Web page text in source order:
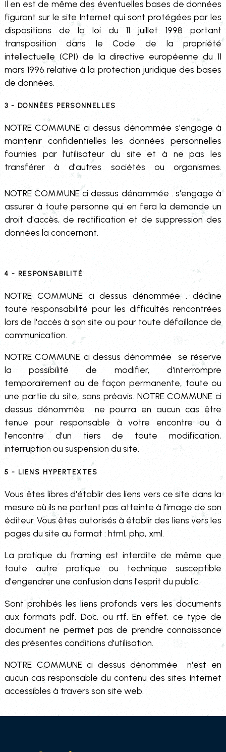
Il en est de même des éventuelles bases de données
figurant sur le site Internet qui sont protégées par les
dispositions de la loi du 11 juillet 1998 portant
transposition dans le Code de la propriété
intellectuelle (CPI) de la directive européenne du 11
mars 1996 relative à la protection juridique des bases
de données.
3 - Données personnelles
NOTRE COMMUNE ci dessus dénommée s'engage à
maintenir confidentielles les données personnelles
fournies par l'utilisateur du site et à ne pas les
transférer à d'autres sociétés ou organismes.
NOTRE COMMUNE ci dessus dénommée . s'engage à
assurer à toute personne qui en fera la demande un
droit d'accès, de rectification et de suppression des
données la concernant.
4 - Responsabilité
NOTRE COMMUNE ci dessus dénommée . décline
toute responsabilité pour les difficultés rencontrées
lors de l'accès à son site ou pour toute défaillance de
communication.
NOTRE COMMUNE ci dessus dénommée se réserve
la possibilité de modifier, d'interrompre
temporairement ou de façon permanente, toute ou
une partie du site, sans préavis. NOTRE COMMUNE ci
dessus dénommée ne pourra en aucun cas être
tenue pour responsable à votre encontre ou à
l'encontre d'un tiers de toute modification,
interruption ou suspension du site.
5 - Liens hypertextes
Vous êtes libres d'établir des liens vers ce site dans la
mesure où ils ne portent pas atteinte à l'image de son
éditeur. Vous êtes autorisés à établir des liens vers les
pages du site au format : html, php, xml.
La pratique du framing est interdite de même que
toute autre pratique ou technique susceptible
d'engendrer une confusion dans l'esprit du public.
Sont prohibés les liens profonds vers les documents
aux formats pdf, Doc, ou rtf. En effet, ce type de
document ne permet pas de prendre connaissance
des présentes conditions d'utilisation.
NOTRE COMMUNE ci dessus dénommée n'est en
aucun cas responsable du contenu des sites Internet
accessibles à travers son site web.